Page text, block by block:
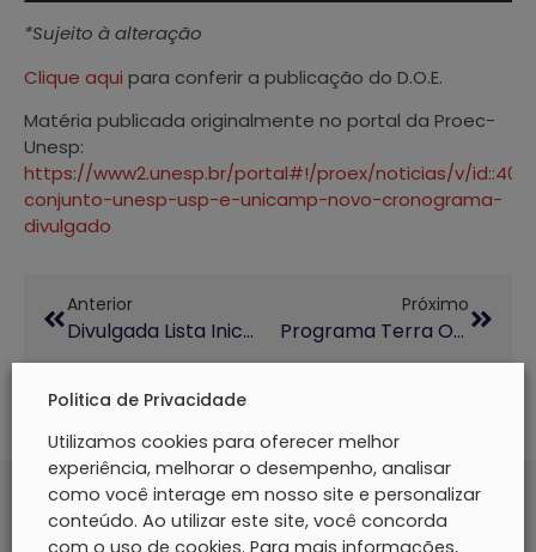
*Sujeito à alteração
Clique aqui para conferir a publicação do D.O.E.
Matéria publicada originalmente no portal da Proec-
Unesp:
https://www2.unesp.br/portal#!/proex/noticias/v/
conjunto-unesp-usp-e-unicamp-novo-cronograma-
divulgado
Anterior
Divulgada Lista Inicial De Projetos Selecionados No Edital Conjunto Unesp, USP E Unicamp
Próximo
Programa Terra Oferece Vagas Para Bolsistas De Extensão
Politica de Privacidade
Utilizamos cookies para oferecer melhor
experiência, melhorar o desempenho, analisar
como você interage em nosso site e personalizar
conteúdo. Ao utilizar este site, você concorda
com o uso de cookies. Para mais informações,